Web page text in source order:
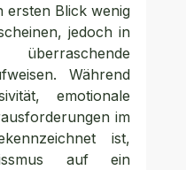
ersten Blick wenig
jedoch in
überraschende
Während
emotionale
im
ist,
auf ein